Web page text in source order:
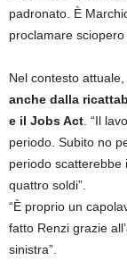
padronato. È
proclamare
Nel contesto attuale,
anche dalla
e il Jobs Act . “Il
periodo. Subito no
periodo scatterebbe
quattro soldi”.
“È proprio un
fatto Renzi grazie
sinistra”.